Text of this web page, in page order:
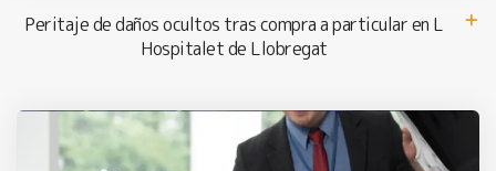
Peritaje de daños ocultos tras compra a particular en L
Hospitalet de Llobregat